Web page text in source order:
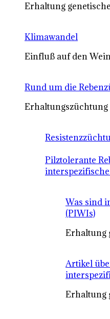
Erhaltung
Klimawandel
Einfluß auf den
Rund um die
Pilztolerante
Was sind
(PIWIs)
Erhaltung
Artikel
Erhaltung